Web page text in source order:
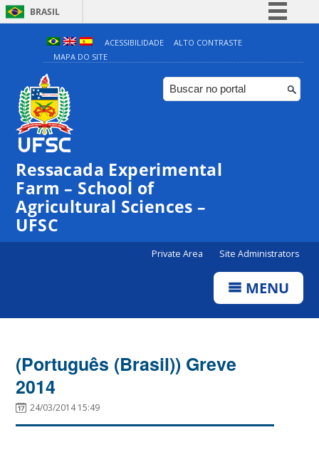
BRASIL
Simplifique!
Comunica BR
Participe
ACESSIBILIDADE
ALTO CONTRASTE
MAPA DO SITE
Ressacada Experimental
Farm – School of
Agricultural Sciences –
UFSC
Private Area Site Administrators
MENU
(Português (Brasil)) Greve
2014
24/03/2014 15:49